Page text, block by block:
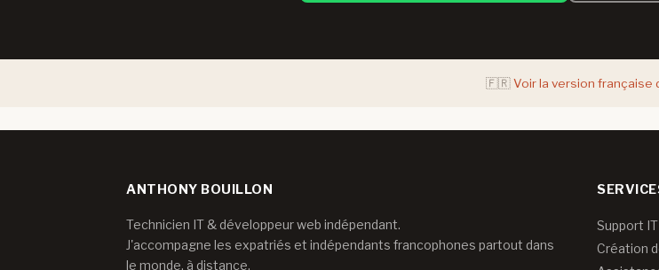
🇫🇷Voir la version française
ANTHONY BOUILLON
Technicien IT & développeur web indépendant.
J'accompagne les expatriés et indépendants francophones partout dans
le monde, à distance.
Support
Création